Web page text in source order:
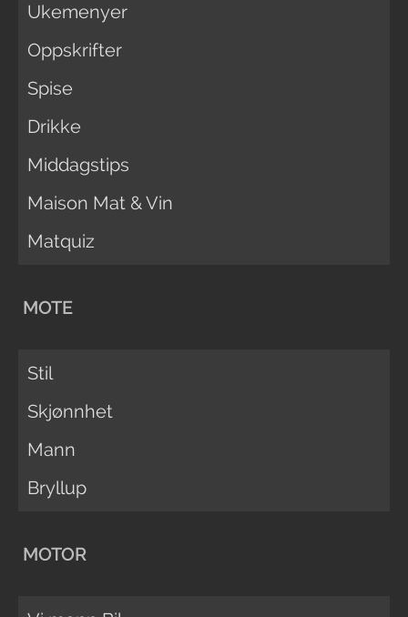
Ukemenyer
Oppskrifter
Spise
Drikke
Middagstips
Maison Mat & Vin
Matquiz
MOTE
Stil
Skjønnhet
Mann
Bryllup
MOTOR